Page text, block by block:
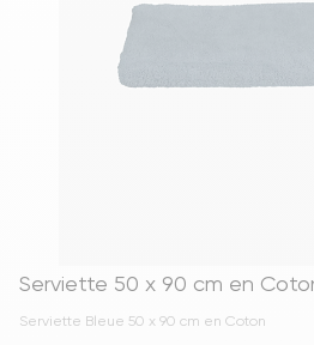
Serviette 50 x 90 cm en
Serviette Bleue 50 x 90 cm en Coton